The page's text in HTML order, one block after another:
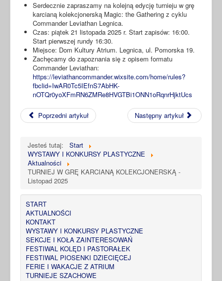
Serdecznie zapraszamy na kolejną edycję turnieju w grę
karcianą kolekcjonerską Magic: the Gathering z cyklu
Commander Leviathan Legnica.
Czas: piątek 21 listopada 2025 r. Start zapisów: 16:00.
Start pierwszej rundy 16:30.
Miejsce: Dom Kultury Atrium. Legnica, ul. Pomorska 19.
Zachęcamy do zapoznania się z opisem formatu
Commander Leviathan:
https://leviathancommander.wixsite.com/home/rules?
fbclid=IwAR0Tc5IEfnS7AbHK-
nOTQr0yoXFmRN6ZMRe8HVGTBi1ONN1oRqnrHjktUcs
Poprzedni artykuł Następny artykuł
Jesteś tutaj:
Start
WYSTAWY I KONKURSY PLASTYCZNE
Aktualności
TURNIEJ W GRĘ KARCIANĄ KOLEKCJONERSKĄ -
Listopad 2025
START
AKTUALNOŚCI
KONTAKT
WYSTAWY I KONKURSY PLASTYCZNE
SEKCJE I KOŁA ZAINTERESOWAŃ
FESTIWAL KOLĘD I PASTORAŁEK
FESTIWAL PIOSENKI DZIECIĘCEJ
FERIE I WAKACJE Z ATRIUM
TURNIEJE SZACHOWE